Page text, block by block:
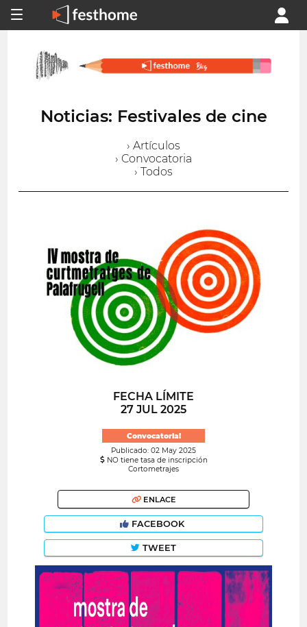
Noticias: Festivales de cine
› Artículos
› Convocatoria
› Todos
FECHA LÍMITE
27 JUL 2025
Convocatoria!
Publicado: 02 May 2025
NO tiene tasa de inscripción
Cortometrajes
ENLACE
FACEBOOK
TWEET